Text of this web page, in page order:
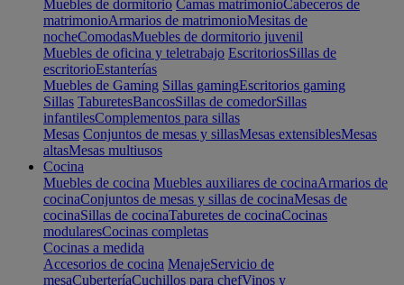
Muebles de dormitorio Camas matrimonioCabeceros de
matrimonioArmarios de matrimonioMesitas de
nocheComodasMuebles de dormitorio juvenil
Muebles de oficina y teletrabajo EscritoriosSillas de
escritorioEstanterías
Muebles de Gaming Sillas gamingEscritorios gaming
Sillas TaburetesBancosSillas de comedorSillas
infantilesComplementos para sillas
Mesas Conjuntos de mesas y sillasMesas extensiblesMesas
altasMesas multiusos
Cocina
Muebles de cocina Muebles auxiliares de cocinaArmarios de
cocinaConjuntos de mesas y sillas de cocinaMesas de
cocinaSillas de cocinaTaburetes de cocinaCocinas
modularesCocinas completas
Cocinas a medida
Accesorios de cocina MenajeServicio de
mesaCuberteríaCuchillos para chefVinos y